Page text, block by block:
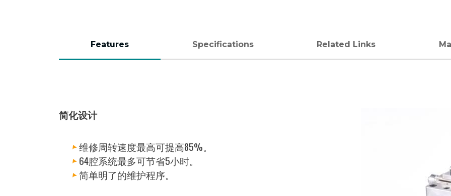
Features Specifications Related Links
简化设计
维修周转速度最高可提高85%。
64腔系统最多可节省5小时。
简单明了的维护程序。